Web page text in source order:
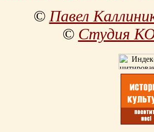
©Павел
© Студия